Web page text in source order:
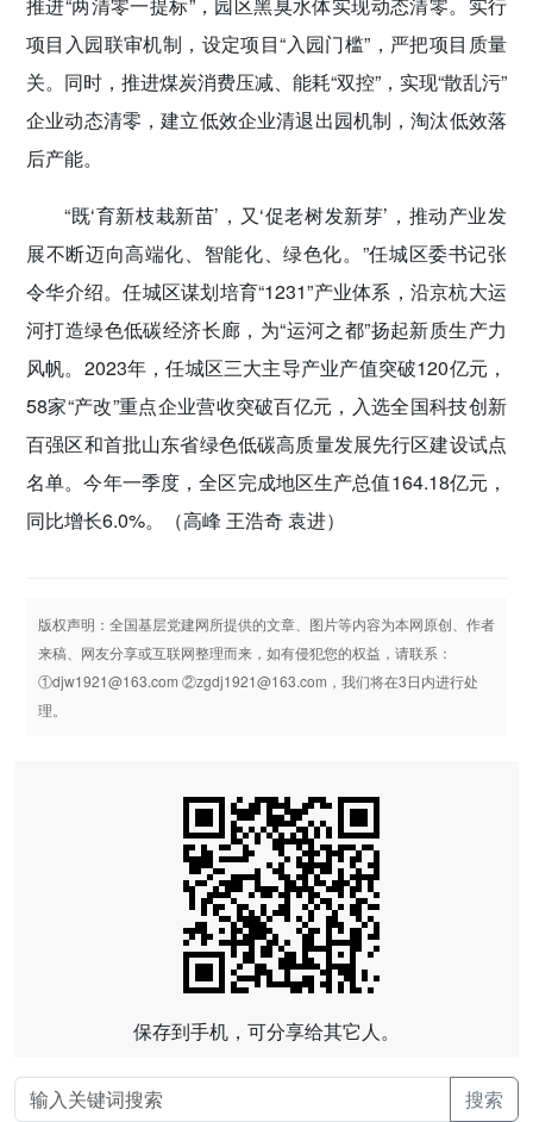
项目入园联审机制，设定项目“入园门槛”，严把项目质量
关。同时，推进煤炭消费压减、能耗“双控”，实现“散乱污”
企业动态清零，建立低效企业清退出园机制，淘汰低效落
后产能。
“既‘育新枝栽新苗’，又‘促老树发新芽’，推动产业发
展不断迈向高端化、智能化、绿色化。”任城区委书记张
令华介绍。任城区谋划培育“1231”产业体系，沿京杭大运
河打造绿色低碳经济长廊，为“运河之都”扬起新质生产力
风帆。2023年，任城区三大主导产业产值突破120亿元，
58家“产改”重点企业营收突破百亿元，入选全国科技创新
百强区和首批山东省绿色低碳高质量发展先行区建设试点
名单。今年一季度，全区完成地区生产总值164.18亿元，
同比增长6.0%。（高峰 王浩奇 袁进）
版权声明：全国基层党建网所提供的文章、图片等内容为本网原创、作者
来稿、网友分享或互联网整理而来，如有侵犯您的权益，请联系：
①djw1921@163.com ②zgdj1921@163.com，我们将在3日内进行处
理。
保存到手机，可分享给其它人。
搜索